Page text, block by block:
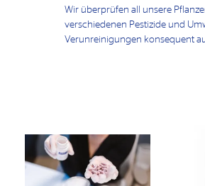
Wir überprüfen all unsere
verschiedenen Pestizide und
Verunreinigungen konsequent